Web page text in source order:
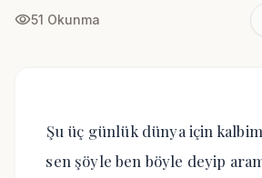
visibility51 Okunma
Şu üç günlük dünya için
sen şöyle ben böyle deyip